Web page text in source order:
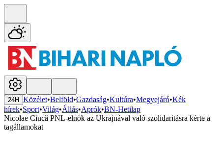
24H Közélet•Belföld•Gazdaság•Kultúra•Megyejáró•Kék
hírek•Sport•Világ•Állás•Aprók•BN-Hetilap
Nicolae Ciucă PNL-elnök az Ukrajnával való szolidaritásra kérte a
tagállamokat